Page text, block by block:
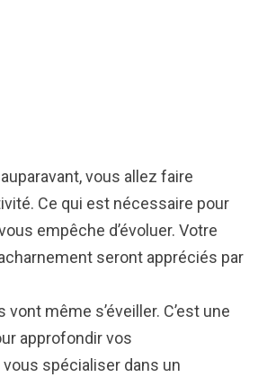
vous allez faire
Ce qui est nécessaire pour
empêche d’évoluer. Votre
seront appréciés par
même s’éveiller. C’est une
approfondir vos
spécialiser dans un